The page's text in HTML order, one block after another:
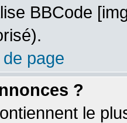
BBCode
page
?
le